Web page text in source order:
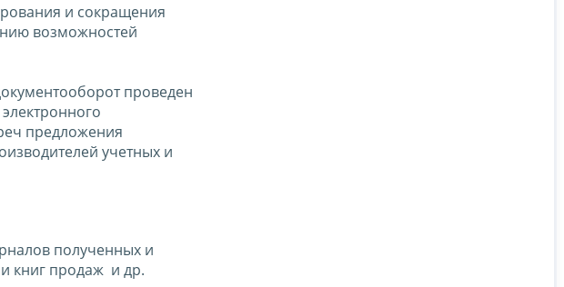
и сокращения
возможностей
проведен
предложения
учетных и
полученных и
и книг продаж и др.